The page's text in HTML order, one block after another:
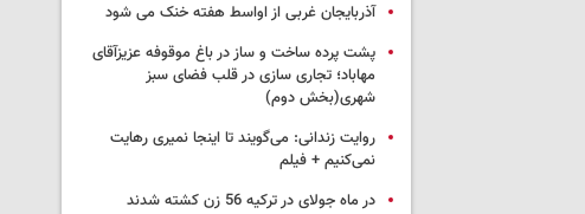
آذربایجان غربی از اواسط هفته خنک می شود
پشت پرده ساخت و ساز در باغ موقوفه عزیزآقای
مهاباد؛ تجاری سازی در قلب فضای سبز
شهری(بخش دوم)
روایت زندانی: می‌گویند تا اینجا نمیری رهایت
نمی‌کنیم + فیلم
در ماه جولای در ترکیه 56 زن کشته شدند